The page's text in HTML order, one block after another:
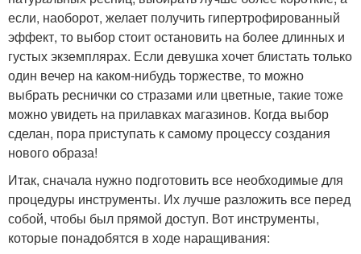
если, наоборот, желает получить гипертрофированный
эффект, то выбор стоит остановить на более длинных и
густых экземплярах. Если девушка хочет блистать только
один вечер на каком-нибудь торжестве, то можно
выбрать реснички cо стразами или цветные, такие тоже
можно увидеть на прилавках магазинов. Когда выбор
сделан, пора приступать к самому процессу создания
нового образа!
Итак, сначала нужно подготовить все необходимые для
процедуры инструменты. Их лучше разложить все перед
собой, чтобы был прямой доступ. Вот инструменты,
которые понадобятся в ходе наращивания: